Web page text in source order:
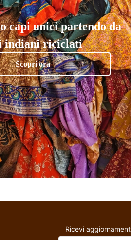
capi unici partendo da
indiani riciclati
Scopri ora
Ricevi